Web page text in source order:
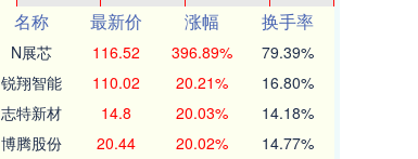
名称 最新价 涨幅
换手率
N展芯 116.52 396.89% 79.39%
锐翔智能 110.02 20.21% 16.80%
志特新材 14.8 20.03% 14.18%
博腾股份 20.44 20.02% 14.77%